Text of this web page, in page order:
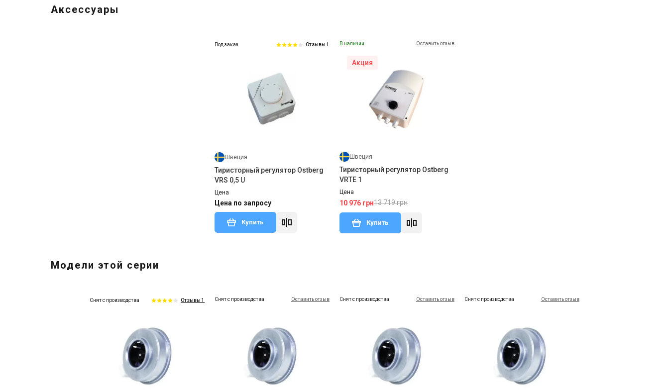
Аксессуары
Под заказ Отзывы 1
Швеция
Тиристорный регулятор Ostberg
VRS 0,5 U
Цена
Цена по запросу
Купить
В наличии Оставить отзыв
Акция
Швеция
Тиристорный регулятор Ostberg
VRTE 1
Цена
10 976 грн13 719 грн
Купить
Модели этой серии
Снят с производства Отзывы 1 Снят с производства Оставить отзыв Снят с производства Оставить отзыв Снят с производства Оставить отзыв